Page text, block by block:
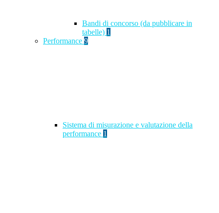
Bandi di concorso (da pubblicare in
tabelle) 1
Performance 9
Sistema di misurazione e valutazione della
performance 1